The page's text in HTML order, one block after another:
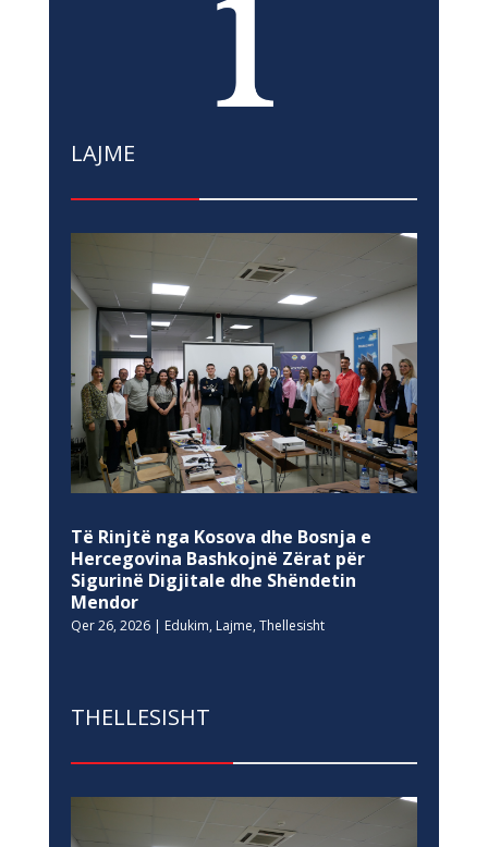
LAJME
Të Rinjtë nga Kosova dhe Bosnja e
Hercegovina Bashkojnë Zërat për
Sigurinë Digjitale dhe Shëndetin
Mendor
Qer 26, 2026| Edukim, Lajme, Thellesisht
THELLESISHT